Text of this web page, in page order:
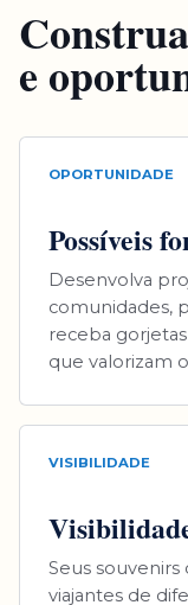
e
OPORTUNIDADE
Possíveis
Desenvolva
comunidades,
receba
que valorizam
VISIBILIDADE
Seus
viajantes de